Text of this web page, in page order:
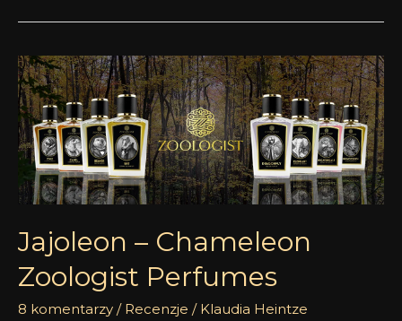
Jajoleon – Chameleon
Zoologist Perfumes
8 komentarzy / Recenzje / Klaudia Heintze
Jajoleon
–
Chameleon
Zoologist
Perfumes